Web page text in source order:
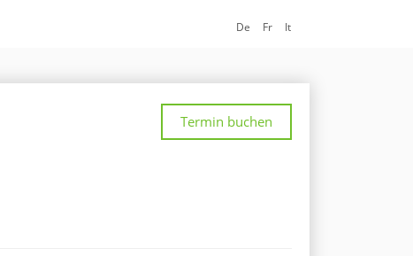
De Fr It
Termin buchen